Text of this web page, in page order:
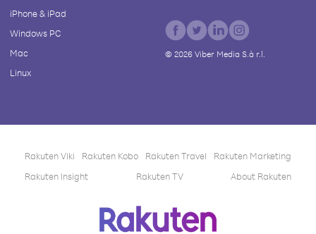
iPhone & iPad
Windows PC
Mac
Linux
© 2026Viber Media S.à r.l.
Rakuten Viki Rakuten Kobo Rakuten Travel
Rakuten Marketing
Rakuten Insight
Rakuten TV About Rakuten